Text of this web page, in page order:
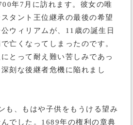
年7月に訪れます。彼女の唯
タント王位継承の最後の希望
ウィリアムが、11歳の誕生日
亡くなってしまったのです。
とって耐え難い苦しみであっ
刻な後継者危機に陥れまし
も、もはや子供をもうける望み
でした。1689年の権利の章典